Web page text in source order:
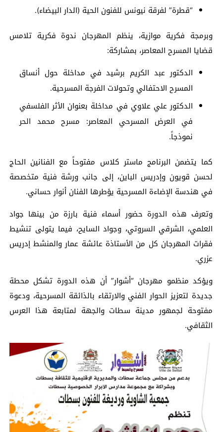
“قطرة” لفرقة نيونس للفنون الحية (الدار البيضاء).
وبرمجة فكرية موازية، ينظم المهرجان ندوة فكرية تلامس
قضايا المسرح المعاصر، بمشاركة:
الدكتور عبد الكريم برشيد في مداخلة حول أنساق
المسرح الاحتفالي وتحولات الفرجة المسرحية.
الدكتور علي علاوي في مداخلة بعنوان الأثر الفلسفي
في العرض المسرحي المعاصر: مسرح محمد الحر
نموذجاً.
كما يتضمن البرنامج ماستر كلاس مفتوحاً مع الفنانين الحاج
لحسن قويون وإدريس الباين، إلى جانب ورشة فنية متخصصة
في هندسة الإضاءة المسرحية يؤطرها الفنان أنوار حساني.
وتعرف هذه الدورة حضور أسماء فنية بارزة من بينها جواد
العلمي، الشرقي السروتي، وجواد السايح، فيما يتولى تنشيط
فقرات المهرجان كل من الأستاذة عائشة عمار والمنشط إدريس
عزري.
ويؤكد منظمو مهرجان “أشوار” أن هذه الدورة تشكل محطة
جديدة لتعزيز الحوار الفني والارتقاء بالذائقة المسرحية، ودعوة
مفتوحة لجمهور مدينة سطات والجهة لمتابعة هذا العرس
الثقافي.